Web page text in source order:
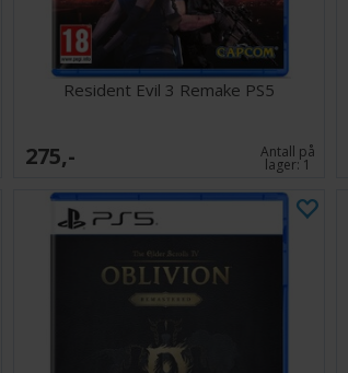
Resident Evil 3 Remake PS5
275,- Antall på
lager:1